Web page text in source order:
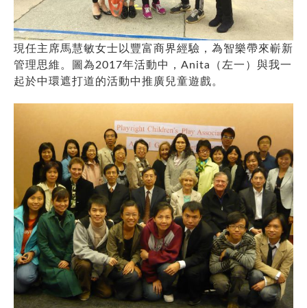
現任主席馬慧敏女士以豐富商界經驗，為智樂帶來嶄新
管理思維。圖為2017年活動中，Anita（左一）與我一
起於中環遮打道的活動中推廣兒童遊戲。